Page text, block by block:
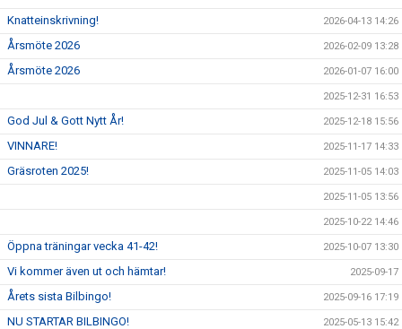
Knatteinskrivning! 2026-04-13 14:26
Årsmöte 2026 2026-02-09 13:28
Årsmöte 2026 2026-01-07 16:00
2025-12-31 16:53
God Jul & Gott Nytt År! 2025-12-18 15:56
VINNARE! 2025-11-17 14:33
Gräsroten 2025! 2025-11-05 14:03
2025-11-05 13:56
2025-10-22 14:46
Öppna träningar vecka 41-42! 2025-10-07 13:30
Vi kommer även ut och hämtar! 2025-09-17
Årets sista Bilbingo! 2025-09-16 17:19
NU STARTAR BILBINGO! 2025-05-13 15:42